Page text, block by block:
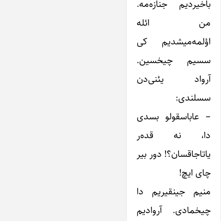
باخیردیم جنازه‌مه.
من ائله
اؤلمه‌میشدیم کی
سسیم چیخسین.
آرواد یئنی‌دن
سسلندی:
– عاباسقولو بسدی
دا، نه قده‌ر
یاتاجاقسان؟! دور بیر
چای ایچ!
منیم جینقیریم دا
چیخمادی. آروادیم